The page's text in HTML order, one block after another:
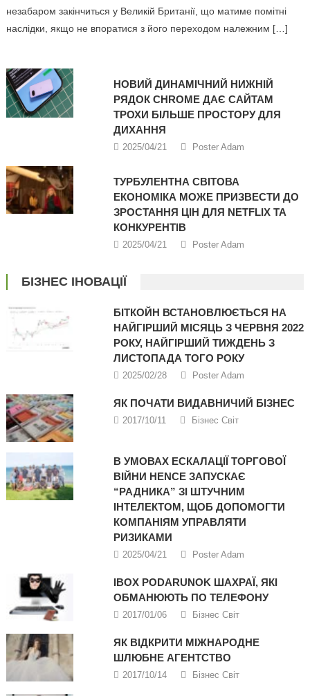
незабаром закінчиться у Великій Британії, що матиме помітні
наслідки, якщо не впоратися з його переходом належним […]
НОВИЙ ДИНАМІЧНИЙ НИЖНІЙ
РЯДОК CHROME ДАЄ САЙТАМ
ТРОХИ БІЛЬШЕ ПРОСТОРУ ДЛЯ
ДИХАННЯ
2025/04/21 Poster Adam
ТУРБУЛЕНТНА СВІТОВА
ЕКОНОМІКА МОЖЕ ПРИЗВЕСТИ ДО
ЗРОСТАННЯ ЦІН ДЛЯ NETFLIX ТА
КОНКУРЕНТІВ
2025/04/21 Poster Adam
БІЗНЕС ІНОВАЦІЇ
БІТКОЙН ВСТАНОВЛЮЄТЬСЯ НА
НАЙГІРШИЙ МІСЯЦЬ З ЧЕРВНЯ 2022
РОКУ, НАЙГІРШИЙ ТИЖДЕНЬ З
ЛИСТОПАДА ТОГО РОКУ
2025/02/28 Poster Adam
ЯК ПОЧАТИ ВИДАВНИЧИЙ БІЗНЕС
2017/10/11 Бізнес Світ
В УМОВАХ ЕСКАЛАЦІЇ ТОРГОВОЇ
ВІЙНИ HENCE ЗАПУСКАЄ
“РАДНИКА” ЗІ ШТУЧНИМ
ІНТЕЛЕКТОМ, ЩОБ ДОПОМОГТИ
КОМПАНІЯМ УПРАВЛЯТИ
РИЗИКАМИ
2025/04/21 Poster Adam
IBOX PODARUNOK ШАХРАЇ, ЯКІ
ОБМАНЮЮТЬ ПО ТЕЛЕФОНУ
2017/01/06 Бізнес Світ
ЯК ВІДКРИТИ МІЖНАРОДНЕ
ШЛЮБНЕ АГЕНТСТВО
2017/10/14 Бізнес Світ